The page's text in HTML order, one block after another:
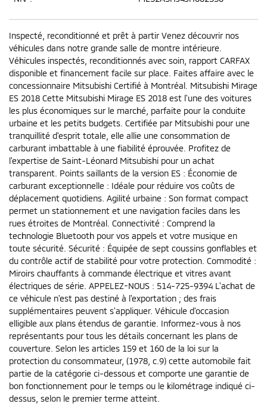
Inspecté, reconditionné et prêt à partir Venez découvrir nos
véhicules dans notre grande salle de montre intérieure.
Véhicules inspectés, reconditionnés avec soin, rapport CARFAX
disponible et financement facile sur place. Faites affaire avec le
concessionnaire Mitsubishi Certifié à Montréal. Mitsubishi Mirage
ES 2018 Cette Mitsubishi Mirage ES 2018 est l'une des voitures
les plus économiques sur le marché, parfaite pour la conduite
urbaine et les petits budgets. Certifiée par Mitsubishi pour une
tranquillité d'esprit totale, elle allie une consommation de
carburant imbattable à une fiabilité éprouvée. Profitez de
l'expertise de Saint-Léonard Mitsubishi pour un achat
transparent. Points saillants de la version ES : Économie de
carburant exceptionnelle : Idéale pour réduire vos coûts de
déplacement quotidiens. Agilité urbaine : Son format compact
permet un stationnement et une navigation faciles dans les
rues étroites de Montréal. Connectivité : Comprend la
technologie Bluetooth pour vos appels et votre musique en
toute sécurité. Sécurité : Équipée de sept coussins gonflables et
du contrôle actif de stabilité pour votre protection. Commodité :
Miroirs chauffants à commande électrique et vitres avant
électriques de série. APPELEZ-NOUS : 514-725-9394 L'achat de
ce véhicule n'est pas destiné à l'exportation ; des frais
supplémentaires peuvent s'appliquer. Véhicule d'occasion
elligible aux plans étendus de garantie. Informez-vous à nos
représentants pour tous les détails concernant les plans de
couverture. Selon les articles 159 et 160 de la loi sur la
protection du consommateur, (1978, c.9) cette automobile fait
partie de la catégorie ci-dessous et comporte une garantie de
bon fonctionnement pour le temps ou le kilométrage indiqué ci-
dessus, selon le premier terme atteint.